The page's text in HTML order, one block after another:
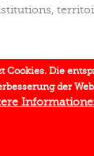
Cookies. Die
der